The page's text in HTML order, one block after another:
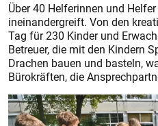
Über 40 Helferinnen und
ineinandergreift. Von den
Tag für 230 Kinder und
Betreuer, die mit den Kindern
Drachen bauen und basteln,
Bürokräften, die